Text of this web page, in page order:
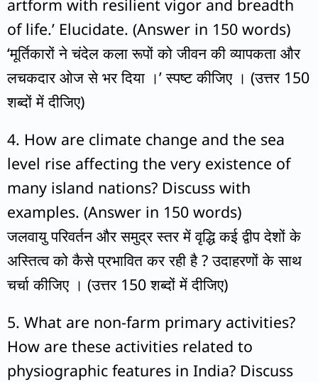
artform with resilient vigor and breadth
of life.’ Elucidate. (Answer in 150 words)
‘मूर्तिकारों ने चंदेल कला रूपों को जीवन की व्यापकता और
लचकदार ओज से भर दिया ।’ स्पष्ट कीजिए । (उत्तर 150
शब्दों में दीजिए)
4. How are climate change and the sea
level rise affecting the very existence of
many island nations? Discuss with
examples. (Answer in 150 words)
जलवायु परिवर्तन और समुद्र स्तर में वृद्धि कई द्वीप देशों के
अस्तित्व को कैसे प्रभावित कर रही है ? उदाहरणों के साथ
चर्चा कीजिए । (उत्तर 150 शब्दों में दीजिए)
5. What are non-farm primary activities?
How are these activities related to
physiographic features in India? Discuss